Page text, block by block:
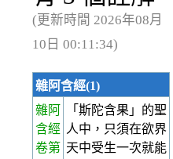
(更新時間 2026年08月
10日 00:11:34)
雜阿含經(1)
雜阿
含經
卷第
「斯陀含果」的聖
人中，只須在欲界
天中受生一次就能